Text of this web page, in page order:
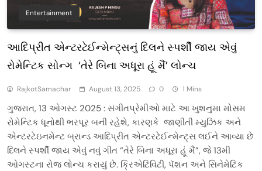
Entertainment
આદિપ્રીત એન્ટરટેઈન્મેન્ટ્સનું દિલને સ્પર્શી જાય એવું
રોમેન્ટિક સોન્ગ ‘તેરે બિના અધૂરા હૂં મૈં’ લોન્ચ
RajkotSamachar August 13, 2025 0 1 Mins
ગુજરાત, 13 ઓગસ્ટ 2025 : સંગીતપ્રેમીઓ માટે આ ખુશનુમા મોસમ
રોમેન્ટિક ધૂનોથી ભરપૂર બની રહેશે, કારણકે જાણીતી મ્યુઝિક અને
એન્ટરટેઇનમેન્ટ બ્રાન્ડ આદિપ્રીત એન્ટરટેઈન્મેન્ટ્સ લઈને આવ્યા છે
દિલને સ્પર્શી જાય એવું નવું ગીત “તેરે બિના અધૂરા હૂં મૈં”, જે 13મી
ઓગસ્ટના રોજ લોન્ચ કરાયું છે. ક્રિએટિવિટી, પૅશન અને સિનેમેટિક